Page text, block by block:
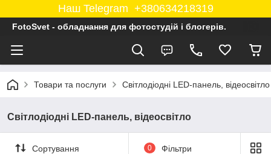
Наш Telegram +380634218319
FotoSvet - обладнання для фотостудій і блогерів.
Товари та послуги Світлодіодні LED-панель, відеосвітло
Світлодіодні LED-панель, відеосвітло
Сортування 0 Фільтри